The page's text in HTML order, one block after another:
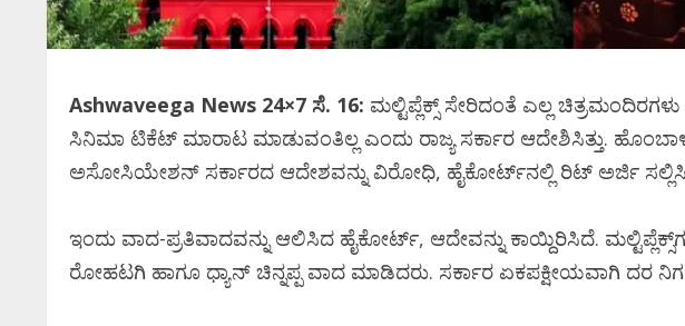
Ashwaveega News 24×7 ಸೆ. 16: ಮಲ್ಟಿಪ್ಲೆಕ್ಸ್ ಸೇರಿದಂತೆ ಎಲ್ಲ
ಸಿನಿಮಾ ಟಿಕೆಟ್ ಮಾರಾಟ ಮಾಡುವಂತಿಲ್ಲ ಎಂದು ರಾಜ್ಯ ಸರ್ಕಾರ ಆದೇಶಿಸಿತ್ತು.
ಅಸೋಸಿಯೇಶನ್‌ ಸರ್ಕಾರದ ಆದೇಶವನ್ನು ವಿರೋಧಿ, ಹೈಕೋರ್ಟ್​​ನಲ್ಲಿ ರಿಟ್ ಅರ್ಜಿ
ಇಂದು ವಾದ-ಪ್ರತಿವಾದವನ್ನು ಆಲಿಸಿದ ಹೈಕೋರ್ಟ್‌, ಆದೇವನ್ನು ಕಾಯ್ದಿರಿಸಿದೆ.
ರೋಹಟಗಿ ಹಾಗೂ ಧ್ಯಾನ್ ಚಿನ್ನಪ್ಪ ವಾದ ಮಾಡಿದರು. ಸರ್ಕಾರ ಏಕಪಕ್ಷೀಯವಾಗಿ ದರ